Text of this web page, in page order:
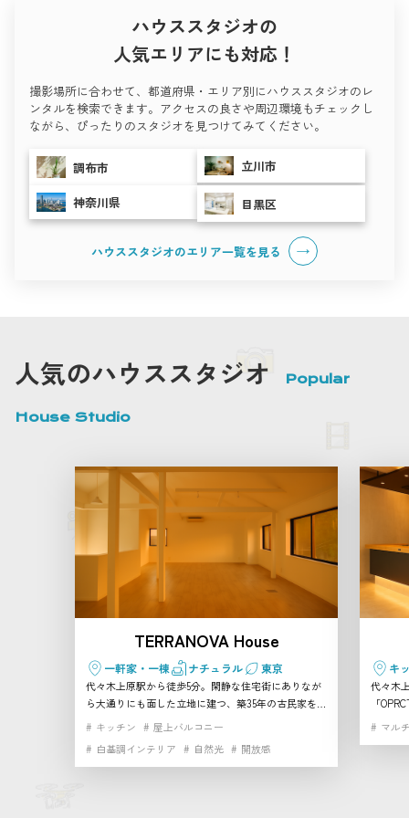
ハウススタジオの
人気エリアにも対応！
撮影場所に合わせて、都道府県・エリア別にハウススタジオのレ
ンタルを検索できます。アクセスの良さや周辺環境もチェックし
ながら、ぴったりのスタジオを見つけてみてください。
調布市 立川市
神奈川県 目黒区
ハウススタジオのエリア一覧を見る
人気のハウススタジオ Popular
House Studio
TERRANOVA House
一軒家・一棟 ナチュラル 東京
代々木上原駅から徒歩5分。閑静な住宅街にありなが
ら大通りにも面した立地に建つ、築35年の古民家をリ
ノベーションした2階建て一軒家スタジオです。 天井
な窓や天窓から柔らかな自然光が降り注ぎます。建物
キッチン
屋上バルコニー
白基調インテリア
自然光 開放感
キ
代々木
「
る大き
マル